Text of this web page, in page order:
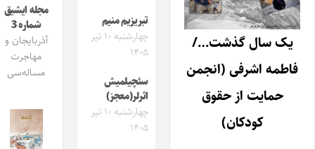
یک سال گذشت…/
فاطمه اشرفی (انجمن
حمایت از حقوق
کودکان)
تبریزیم منیم
چهارشنبه ۱۰ تیر
۱۴۰۵
سئچیلمیش
اثرلر(معجز)
چهارشنبه ۱۰ تیر
۱۴۰۵
مجله ایشیق
شماره 3
آذربایجان و
مهاجرت
مساله‌سی